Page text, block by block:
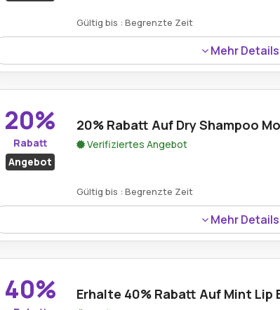
Gültig bis : Begrenzte Zeit
Mehr Details
Die Candle Hinoki ist derzeit mit einem Rabatt von 40%
bemerkenswerten Wert durch dieses zeitlich begrenzte
20%
Rabatt
Angebot
20% Rabatt Auf Dry Shampoo
Verifiziertes Angebot
Gültig bis : Begrenzte Zeit
Mehr Details
Das Produkt Dry Shampoo Mousse ist jetzt mit einem
ausgewählte Artikel bei Parfuemerie Brueckner erhältlich.
40% Erhalte 40% Rabatt Auf Mint Lip